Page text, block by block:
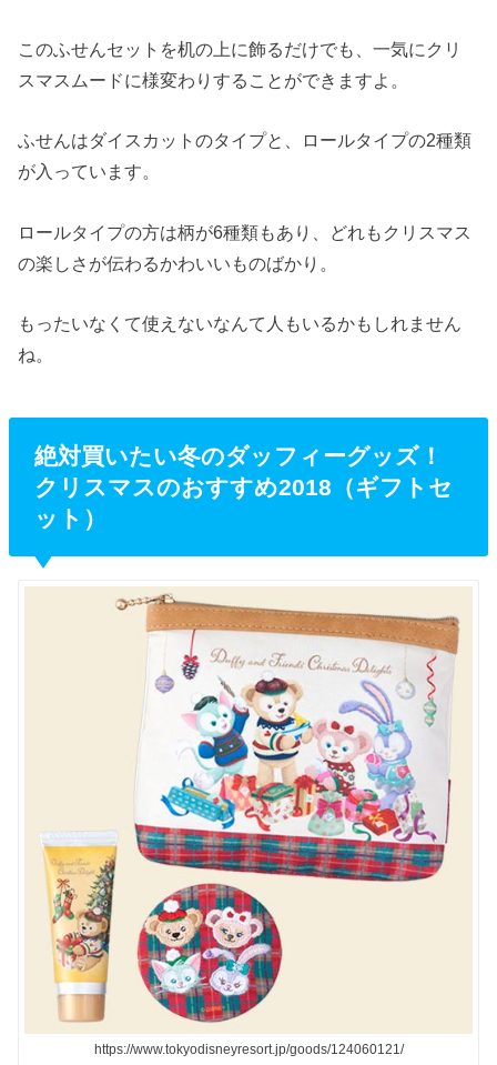
このふせんセットを机の上に飾るだけでも、一気にクリ
スマスムードに様変わりすることができますよ。
ふせんはダイスカットのタイプと、ロールタイプの2種類
が入っています。
ロールタイプの方は柄が6種類もあり、どれもクリスマス
の楽しさが伝わるかわいいものばかり。
もったいなくて使えないなんて人もいるかもしれません
ね。
絶対買いたい冬のダッフィーグッズ！
クリスマスのおすすめ2018（ギフトセ
ット）
https://www.tokyodisneyresort.jp/goods/124060121/